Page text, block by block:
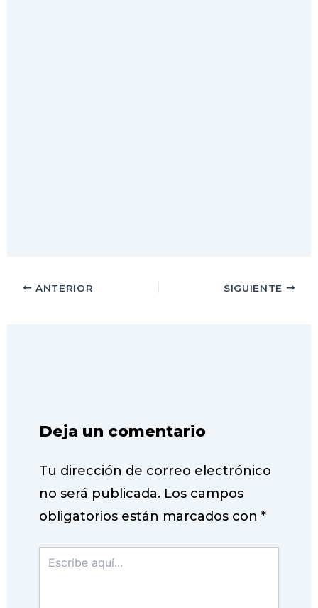
ANTERIOR SIGUIENTE
Deja un comentario
Tu dirección de correo electrónico
no será publicada. Los campos
obligatorios están marcados con *
Escribe
aquí...